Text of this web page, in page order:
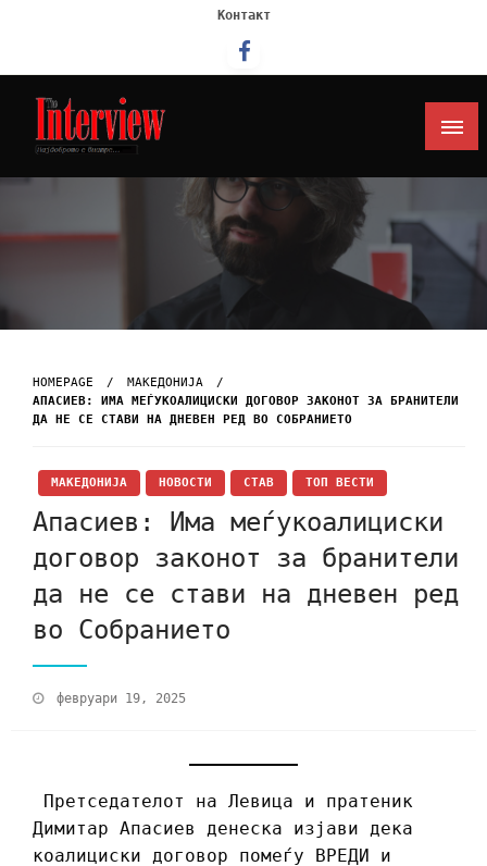
Контакт
Интервју
HOMEPAGE
МАКЕДОНИЈА
АПАСИЕВ: ИМА МЕЃУКОАЛИЦИСКИ ДОГОВОР ЗАКОНОТ ЗА БРАНИТЕЛИ
ДА НЕ СЕ СТАВИ НА ДНЕВЕН РЕД ВО СОБРАНИЕТО
МАКЕДОНИЈА НОВОСТИ СТАВ ТОП ВЕСТИ
Апасиев: Има меѓукоалициски
договор законот за бранители
да не се стави на дневен ред
во Собранието
февруари 19, 2025
Претседателот на Левица и пратеник
Димитар Апасиев денеска изјави дека
коалициски договор помеѓу ВРЕДИ и